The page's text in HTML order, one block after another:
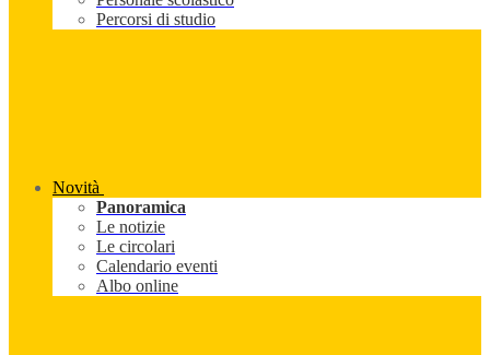
Percorsi di studio
Novità
Panoramica
Le notizie
Le circolari
Calendario eventi
Albo online